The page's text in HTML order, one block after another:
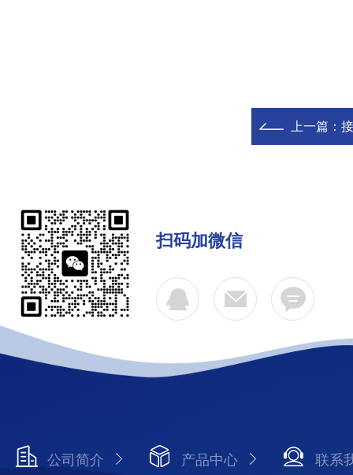
上一篇：
扫码加微信
公司简介 产品中心 联系